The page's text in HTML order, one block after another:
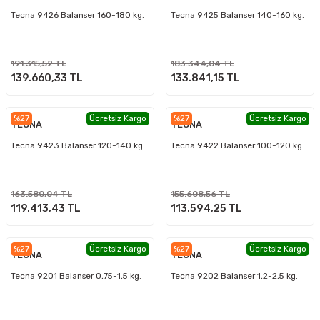
Tecna 9426 Balanser 160-180 kg.
191.315,52 TL
139.660,33 TL
Tecna 9425 Balanser 140-160 kg.
183.344,04 TL
133.841,15 TL
%27 Ücretsiz Kargo
TECNA
Tecna 9423 Balanser 120-140 kg.
163.580,04 TL
119.413,43 TL
%27 Ücretsiz Kargo
TECNA
Tecna 9422 Balanser 100-120 kg.
155.608,56 TL
113.594,25 TL
%27 Ücretsiz Kargo
TECNA
Tecna 9201 Balanser 0,75-1,5 kg.
%27 Ücretsiz Kargo
TECNA
Tecna 9202 Balanser 1,2-2,5 kg.